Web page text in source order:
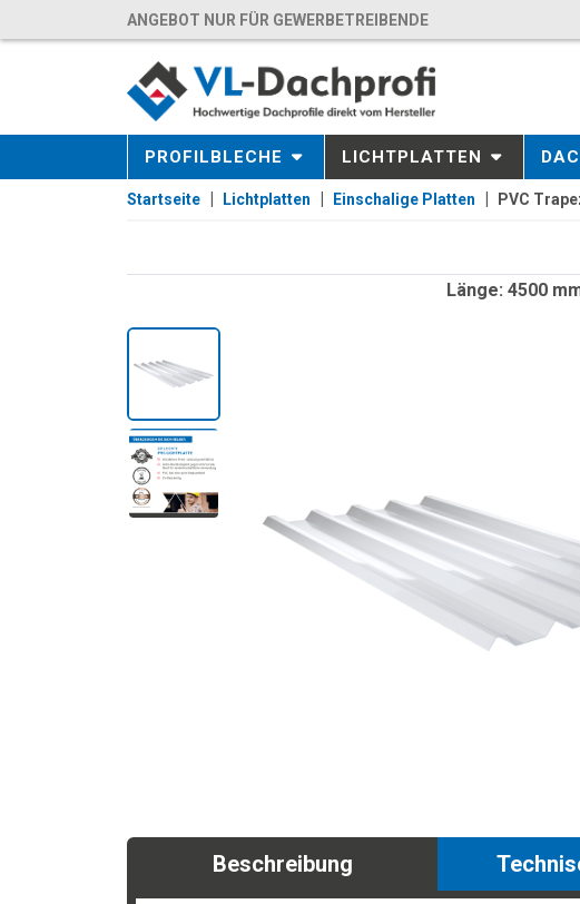
ANGEBOT NUR FÜR GEWERBETREIBENDE
PROFILBLECHE LICHTPLATTEN
Startseite Lichtplatten Einschalige Platten PVC
Länge: 4500
Beschreibung